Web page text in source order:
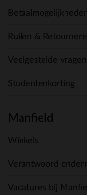
Ruilen &
Veelgestelde vragen
Studentenkorting
Manfield
Winkels
Verantwoord
Vacatures bij